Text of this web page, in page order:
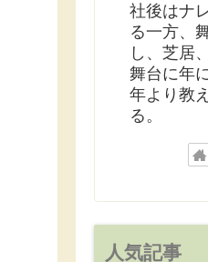
社後はナ
る一方、
し、芝居
舞台に年
年より教
る。
人気記事